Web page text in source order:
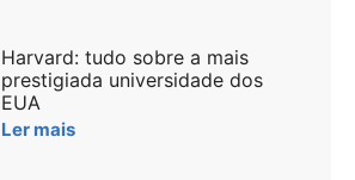
Harvard: tudo sobre a mais
prestigiada universidade dos
EUA
Ler mais